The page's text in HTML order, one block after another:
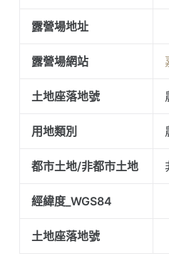
露營場地址
露營場網站
土地座落地號
用地類別
都市土地/非都市土地
經緯度_WGS84
土地座落地號